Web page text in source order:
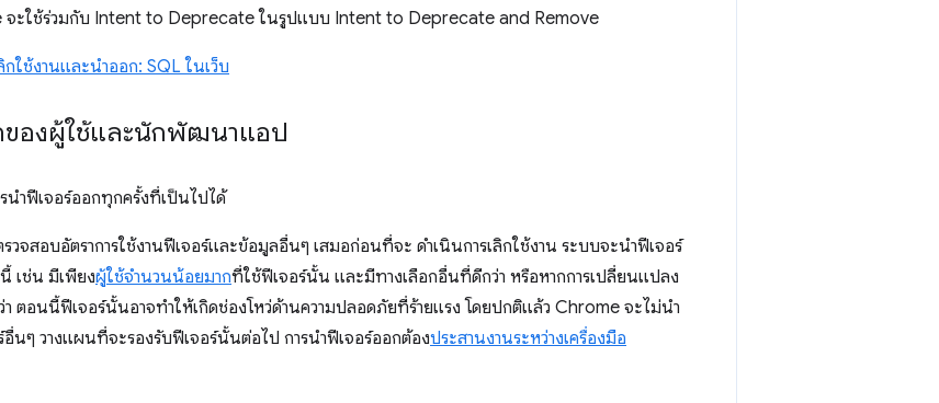
จะใช้ร่วมกับ Intent to Deprecate ในรูปแบบ Intent to Deprecate and Remove
กใช้งานและนำออก: SQL ในเว็บ
ของผู้ใช้และนักพัฒนาแอป
นำฟีเจอร์ออกทุกครั้งที่เป็นไปได้
วจสอบอัตราการใช้งานฟีเจอร์และข้อมูลอื่นๆ เสมอก่อนที่จะ ดำเนินการเลิกใช้งาน ระบบจะนำฟีเจอร์
เช่น มีเพียงผู้ใช้จำนวนน้อยมากที่ใช้ฟีเจอร์นั้น และมีทางเลือกอื่นที่ดีกว่า หรือหากการเปลี่ยนแปลง
า ตอนนี้ฟีเจอร์นั้นอาจทำให้เกิดช่องโหว่ด้านความปลอดภัยที่ร้ายแรง โดยปกติแล้ว Chrome จะไม่นำ
อื่นๆ วางแผนที่จะรองรับฟีเจอร์นั้นต่อไป การนำฟีเจอร์ออกต้องประสานงานระหว่างเครื่องมือ